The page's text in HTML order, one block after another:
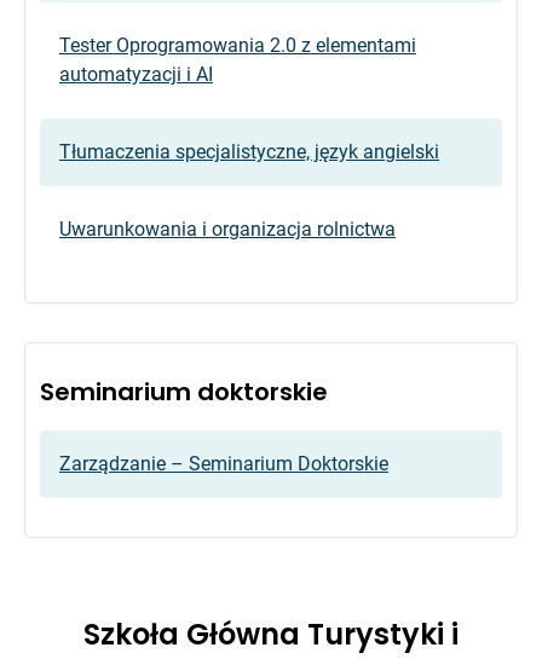
Tester Oprogramowania 2.0 z elementami
automatyzacji i AI
Tłumaczenia specjalistyczne, język angielski
Uwarunkowania i organizacja rolnictwa
Seminarium doktorskie
Zarządzanie – Seminarium Doktorskie
Szkoła Główna Turystyki i